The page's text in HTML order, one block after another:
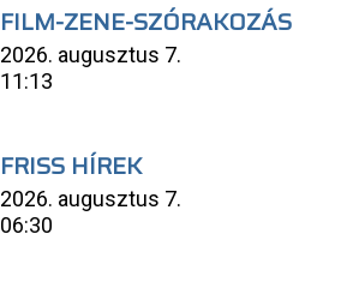
FILM-ZENE-SZÓRAKOZÁS
2026. augusztus 7.
11:13
FRISS HÍREK
2026. augusztus 7.
06:30